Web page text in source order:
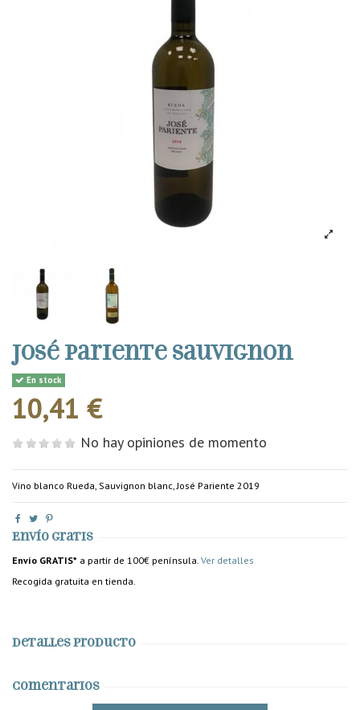
José Pariente sauvignon
En stock
10,41 €
No hay opiniones de momento
Vino blanco Rueda, Sauvignon blanc, José Pariente 2019
Envío gratis
Envío GRATIS* a partir de 100€ península. Ver detalles
Recogida gratuita en tienda.
Detalles producto
Comentarios